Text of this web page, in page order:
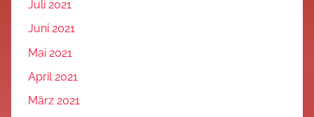
Juli 2021
Juni 2021
Mai 2021
April 2021
März 2021